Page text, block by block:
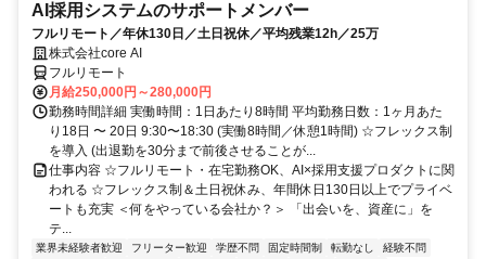
AI採用システムのサポートメンバー
フルリモート／年休130日／土日祝休／平均残業12h／25万
株式会社core AI
フルリモート
月給250,000円～280,000円
勤務時間詳細 実働時間：1日あたり8時間 平均勤務日数：1ヶ月あた
り18日 〜 20日 9:30〜18:30 (実働8時間／休憩1時間) ☆フレックス制
を導入 (出退勤を30分まで前後させることが...
仕事内容 ☆フルリモート・在宅勤務OK、AI×採用支援プロダクトに関
われる ☆フレックス制＆土日祝休み、年間休日130日以上でプライベ
ートも充実 ＜何をやっている会社か？＞ 「出会いを、資産に」を
テ...
業界未経験者歓迎 フリーター歓迎 学歴不問 固定時間制 転勤なし
経験不問